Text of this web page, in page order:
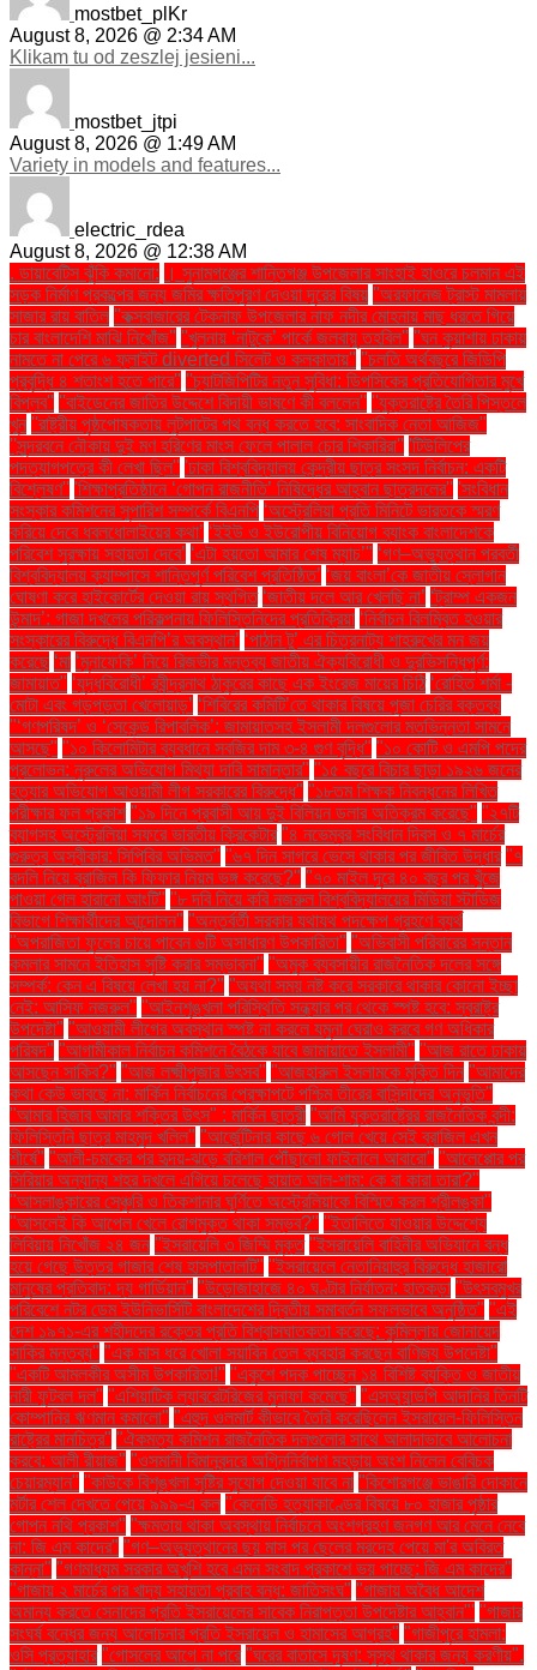
mostbet_plKr
August 8, 2026 @ 2:34 AM
Klikam tu od zeszlej jesieni...
mostbet_jtpi
August 8, 2026 @ 1:49 AM
Variety in models and features...
electric_rdea
August 8, 2026 @ 12:38 AM
. ডায়াবেটিস ঝুঁকি কমানো:
। সুনামগঞ্জের শান্তিগঞ্জ উপজেলার সাংহাই হাওরে চলমান এই
সড়ক নির্মাণ প্রকল্পের জন্য জমির ক্ষতিপূরণ দেওয়া দূরের বিষয় ''অরফানেজ ট্রাস্ট মামলায়
সাজার রায় বাতিল ''কক্সবাজারের টেকনাফ উপজেলার নাফ নদীর মোহনায় মাছ ধরতে গিয়ে
চার বাংলাদেশি মাঝি নিখোঁজ'' ''খুলনায় ‘নাটুকে’ পার্কে জলবায়ু তহবিল'' ''ঘন কুয়াশায় ঢাকায়
নামতে না পেরে ৬ ফ্লাইট diverted সিলেট ও কলকাতায়'' ''চলতি অর্থবছরে জিডিপি
প্রবৃদ্ধি ৪ শতাংশ হতে পারে'' ''চ্যাটজিপিটির নতুন সুবিধা: ডিপসিকের প্রতিযোগিতার মুখে
বিপ্লব'' ''বাইডেনের জাতির উদ্দেশে বিদায়ী ভাষণে কী বললেন'' ''যুক্তরাষ্ট্রে তৈরি পিস্তলে
খুন ''রাষ্ট্রীয় পৃষ্ঠপোষকতায় লুটপাটের পথ বন্ধ করতে হবে: সাংবাদিক নেতা আজিজ"
''সুন্দরবনে নৌকায় দুই মণ হরিণের মাংস ফেলে পালাল চোর শিকারিরা'' 'টিউলিপের
পদত্যাগপত্রে কী লেখা ছিল'' 'ঢাকা বিশ্ববিদ্যালয় কেন্দ্রীয় ছাত্র সংসদ নির্বাচন: একটি
বিশ্লেষণ'' 'শিক্ষাপ্রতিষ্ঠানে ‘গোপন রাজনীতি’ নিষিদ্ধের আহ্বান ছাত্রদলের'' 'সংবিধান
সংস্কার কমিশনের সুপারিশ সম্পর্কে বিএনপি ‘অস্ট্রেলিয়া প্রতি মিনিটে ভারতকে স্মরণ
করিয়ে দেবে ধবলধোলাইয়ের কথা’ ‘ইইউ ও ইউরোপীয় বিনিয়োগ ব্যাংক বাংলাদেশকে
পরিবেশ সুরক্ষায় সহায়তা দেবে’ ‘এটা হয়তো আমার শেষ ম্যাচ’" ‘গণ–অভ্যুত্থান পরবর্তী
বিশ্ববিদ্যালয় ক্যাম্পাসে শান্তিপূর্ণ পরিবেশ প্রতিষ্ঠিত’ ‘জয় বাংলা’কে জাতীয় স্লোগান
ঘোষণা করে হাইকোর্টের দেওয়া রায় স্থগিত ‘জাতীয় দলে আর খেলছি না’ ‘ট্রাম্প একজন
উন্মাদ’: গাজা দখলের পরিকল্পনায় ফিলিস্তিনিদের প্রতিক্রিয়া ‘নির্বাচন বিলম্বিত হওয়ার
সংস্কারের বিরুদ্ধে বিএনপি’র অবস্থান’ ‘পাঠান টু’ এর চিত্রনাট্য শাহরুখের মন জয়
করেছে ‘মা ‘মুনাফেকি’ নিয়ে রিজভীর মন্তব্য জাতীয় ঐক্যবিরোধী ও দুরভিসন্ধিপূর্ণ:
জামায়াত" ‘যুদ্ধবিরোধী’ রবীন্দ্রনাথ ঠাকুরের কাছে এক ইংরেজ মায়ের চিঠি ‘রোহিত শর্মা -
মোটা এবং গড়পড়তা খেলোয়াড়’ ‘শিবিরের কমিটি’তে থাকার বিষয়ে পূজা চেরির বক্তব্য
"‘গণপরিষদ’ ও ‘সেকেন্ড রিপাবলিক’: জামায়াতসহ ইসলামী দলগুলোর মতভিন্নতা সামনে
আসছে" "১০ কিলোমিটার ব্যবধানে সবজির দাম ৩-৪ গুণ বৃদ্ধি" "১০ কোটি ও এমপি পদের
প্রলোভন: নুরুলের অভিযোগ মিথ্যা দাবি সামান্তার" "১৫ বছরে বিচার ছাড়া ১৯২৬ জনের
হত্যার অভিযোগ আওয়ামী লীগ সরকারের বিরুদ্ধে" "১৮তম শিক্ষক নিবন্ধনের লিখিত
পরীক্ষার ফল প্রকাশ "১৯ দিনে প্রবাসী আয় দুই বিলিয়ন ডলার অতিক্রম করেছে" "২৭টি
ব্যাগসহ অস্ট্রেলিয়া সফরে ভারতীয় ক্রিকেটার "৪ নভেম্বর সংবিধান দিবস ও ৭ মার্চের
গুরুত্ব অস্বীকার: সিপিবির অভিমত" "৬৭ দিন সাগরে ভেসে থাকার পর জীবিত উদ্ধার "৭
বদলি নিয়ে ব্রাজিল কি ফিফার নিয়ম ভঙ্গ করেছে?" "৭০ মাইল দূরে ৪০ বছর পর খুঁজে
পাওয়া গেল হারানো আংটি" "৮ দবি নিয়ে কবি নজরুল বিশ্ববিদ্যালয়ের মিডিয়া স্টাডিজ
বিভাগে শিক্ষার্থীদের আন্দোলন" "অন্তর্বর্তী সরকার যথাযথ পদক্ষেপ গ্রহণে ব্যর্থ
"অপরাজিতা ফুলের চায়ে পাবেন ৬টি অসাধারণ উপকারিতা" "অভিবাসী পরিবারের সন্তান
কমলার সামনে ইতিহাস সৃষ্টি করার সম্ভাবনা" "অমুক ব্যবসায়ীর রাজনৈতিক দলের সঙ্গে
সম্পর্ক: কেন এ বিষয়ে লেখা হয় না?" "অযথা সময় নষ্ট করে সরকারে থাকার কোনো ইচ্ছা
নেই: আসিফ নজরুল" "আইনশৃঙ্খলা পরিস্থিতি সন্ধ্যার পর থেকে স্পষ্ট হবে: স্বরাষ্ট্র
উপদেষ্টা" "আওয়ামী লীগের অবস্থান স্পষ্ট না করলে যমুনা ঘেরাও করবে গণ অধিকার
পরিষদ" "আগামীকাল নির্বাচন কমিশনে বৈঠকে যাবে জামায়াতে ইসলামী" "আজ রাতে ঢাকায়
আসছেন সাকিব?" "আজ লক্ষ্মীপূজার উৎসব" "আজহারুল ইসলামকে মুক্তি দিন "আমাদের
কথা কেউ ভাবছে না: মার্কিন নির্বাচনের প্রেক্ষাপটে পশ্চিম তীরের বাসিন্দাদের অনুভূতি"
"আমার হিজাব আমার শক্তির উৎস" : মার্কিন ছাত্রী "আমি যুক্তরাষ্ট্রের রাজনৈতিক বন্দী:
ফিলিস্তিনি ছাত্র মাহমুদ খলিল" "আর্জেন্টিনার কাছে ৬ গোল খেয়ে সেই ব্রাজিল এখন
শীর্ষে" "আলী-চমকের পর হৃদয়-ঝড়ে বরিশাল পৌঁছালো ফাইনালে আবারো" "আলেপ্পোর পর
সিরিয়ার অন্যান্য শহর দখলে এগিয়ে চলেছে হায়াত আল-শাম: কে বা কারা তারা?"
"আসলাঙ্কারের সেঞ্চুরি ও তিকশানার ঘূর্ণিতে অস্ট্রেলিয়াকে বিস্মিত করল শ্রীলঙ্কা"
"আসলেই কি আপেল খেলে রোগমুক্ত থাকা সম্ভব?" "ইতালিতে যাওয়ার উদ্দেশ্যে
লিবিয়ায় নিখোঁজ ২৪ জন "ইসরায়েলি ৩ জিম্মি মুক্ত "ইসরায়েলি বাহিনীর অভিযানে বন্ধ
হয়ে গেছে উত্তর গাজার শেষ হাসপাতালটি" "ইসরায়েলে নেতানিয়াহুর বিরুদ্ধে হাজারো
মানুষের প্রতিবাদ: দ্য গার্ডিয়ান" "উড়োজাহাজে ৪০ ঘণ্টার নির্যাতন: হাতকড়া "উৎসবমুখর
পরিবেশে নটর ডেম ইউনিভার্সিটি বাংলাদেশের দ্বিতীয় সমাবর্তন সফলভাবে অনুষ্ঠিত" "এই
দেশ ১৯৭১-এর শহীদদের রক্তের প্রতি বিশ্বাসঘাতকতা করেছে: কুমিল্লায় জোনায়েদ
সাকির মন্তব্য" "এক মাস ধরে খোলা সয়াবিন তেল ব্যবহার করছেন বাণিজ্য উপদেষ্টা"
"একটি আমলকীর অসীম উপকারিতা!" "একুশে পদক পাচ্ছেন ১৪ বিশিষ্ট ব্যক্তি ও জাতীয়
নারী ফুটবল দল" "এশিয়াটিক ল্যাবরেটরিজের মুনাফা কমেছে" "এসঅ্যান্ডপি আদানির তিনটি
কোম্পানির ঋণমান কমালো" "এহুদ ওলমার্ট কীভাবে তৈরি করেছিলেন ইসরায়েল-ফিলিস্তিন
রাষ্ট্রের মানচিত্র" "ঐকমত্য কমিশন রাজনৈতিক দলগুলোর সাথে আলাদাভাবে আলোচনা
করবে: আলী রীয়াজ" "ওসমানী বিমানবন্দরে অগ্নিনির্বাপণ মহড়ায় অংশ নিলেন বেবিচক
চেয়ারম্যান" "কাউকে বিশৃঙ্খলা সৃষ্টির সুযোগ দেওয়া যাবে না "কিশোরগঞ্জে ভাঙারি দোকানে
মর্টার শেল দেখতে পেয়ে ৯৯৯-এ কল "কেনেডি হত্যাকাণ্ডের বিষয়ে ৮০ হাজার পৃষ্ঠার
গোপন নথি প্রকাশ" "ক্ষমতায় থাকা অবস্থায় নির্বাচনে অংশগ্রহণ জনগণ আর মেনে নেবে
না: জি এম কাদের" "গণ–অভ্যুত্থানের ছয় মাস পর ছেলের মরদেহ পেয়ে মা'র অবিরত
কান্না" "গণমাধ্যম সরকার অখুশি হবে এমন সংবাদ প্রকাশে ভয় পাচ্ছে: জি এম কাদের"
"গাজায় ২ মার্চের পর খাদ্য সহায়তা প্রবাহ বন্ধ: জাতিসংঘ" "গাজায় অবৈধ আদেশ
অমান্য করতে সেনাদের প্রতি ইসরায়েলের সাবেক নিরাপত্তা উপদেষ্টার আহ্বান"' "গাজার
সংঘর্ষ বন্ধের জন্য আলোচনার প্রতি ইসরায়েল ও হামাসের আগ্রহ" "গাজীপুরে হামলা:
ওসি প্রত্যাহার "গোসলের আগে না পরে "ঘরের বাতাসে দূষণ: সুস্থ থাকার জন্য করণীয়".